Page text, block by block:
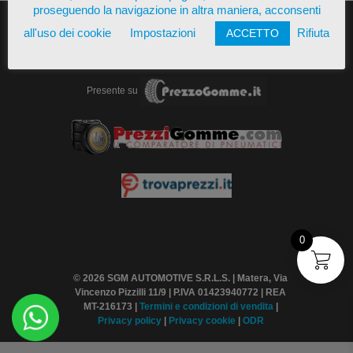
Presente su
© 2026 SGM AUTOMOTIVE S.R.L.S. | Matera, Via
Vincenzo Pizzilli 11/9 | P.IVA 01423940772 | REA
MT-216173 |
Termini e condizioni di vendita
Privacy policy
Privacy cookie ODR
proseguendo la navigazione in altra maniera, acconsenti
all'uso dei cookie
Impostazioni ACCETTO Rifiuta
0